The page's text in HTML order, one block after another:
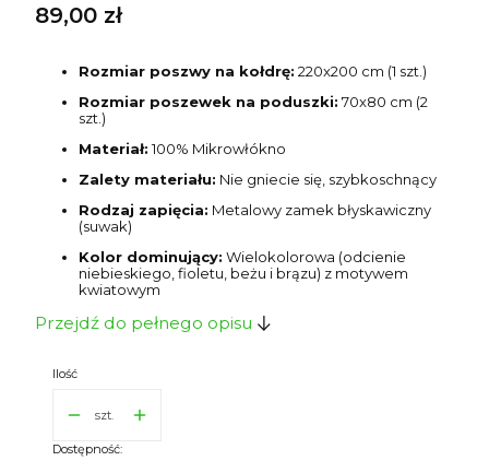
Cena
89,00 zł
Rozmiar poszwy na kołdrę: 220x200 cm (1 szt.)
Rozmiar poszewek na poduszki: 70x80 cm (2
szt.)
Materiał:100% Mikrowłókno
Zalety materiału: Nie gniecie się, szybkoschnący
Rodzaj zapięcia: Metalowy zamek błyskawiczny
(suwak)
Kolor dominujący: Wielokolorowa (odcienie
niebieskiego, fioletu, beżu i brązu) z motywem
kwiatowym
Przejdź do pełnego opisu
Ilość
szt.
Dostępność: